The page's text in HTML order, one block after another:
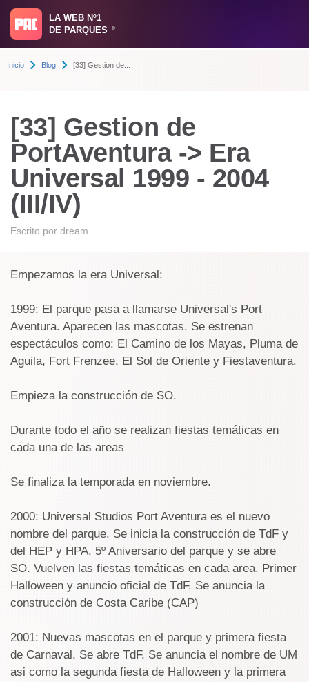
LA WEB Nº1
DE PARQUES
®
Inicio Blog [33] Gestion de...
[33] Gestion de
PortAventura -> Era
Universal 1999 - 2004
(III/IV)
Escrito por dream
Empezamos la era Universal:
1999: El parque pasa a llamarse Universal's Port
Aventura. Aparecen las mascotas. Se estrenan
espectáculos como: El Camino de los Mayas, Pluma de
Aguila, Fort Frenzee, El Sol de Oriente y Fiestaventura.
Empieza la construcción de SO.
Durante todo el año se realizan fiestas temáticas en
cada una de las areas
Se finaliza la temporada en noviembre.
2000: Universal Studios Port Aventura es el nuevo
nombre del parque. Se inicia la construcción de TdF y
del HEP y HPA. 5º Aniversario del parque y se abre
SO. Vuelven las fiestas temáticas en cada area. Primer
Halloween y anuncio oficial de TdF. Se anuncia la
construcción de Costa Caribe (CAP)
2001: Nuevas mascotas en el parque y primera fiesta
de Carnaval. Se abre TdF. Se anuncia el nombre de UM
asi como la segunda fiesta de Halloween y la primera